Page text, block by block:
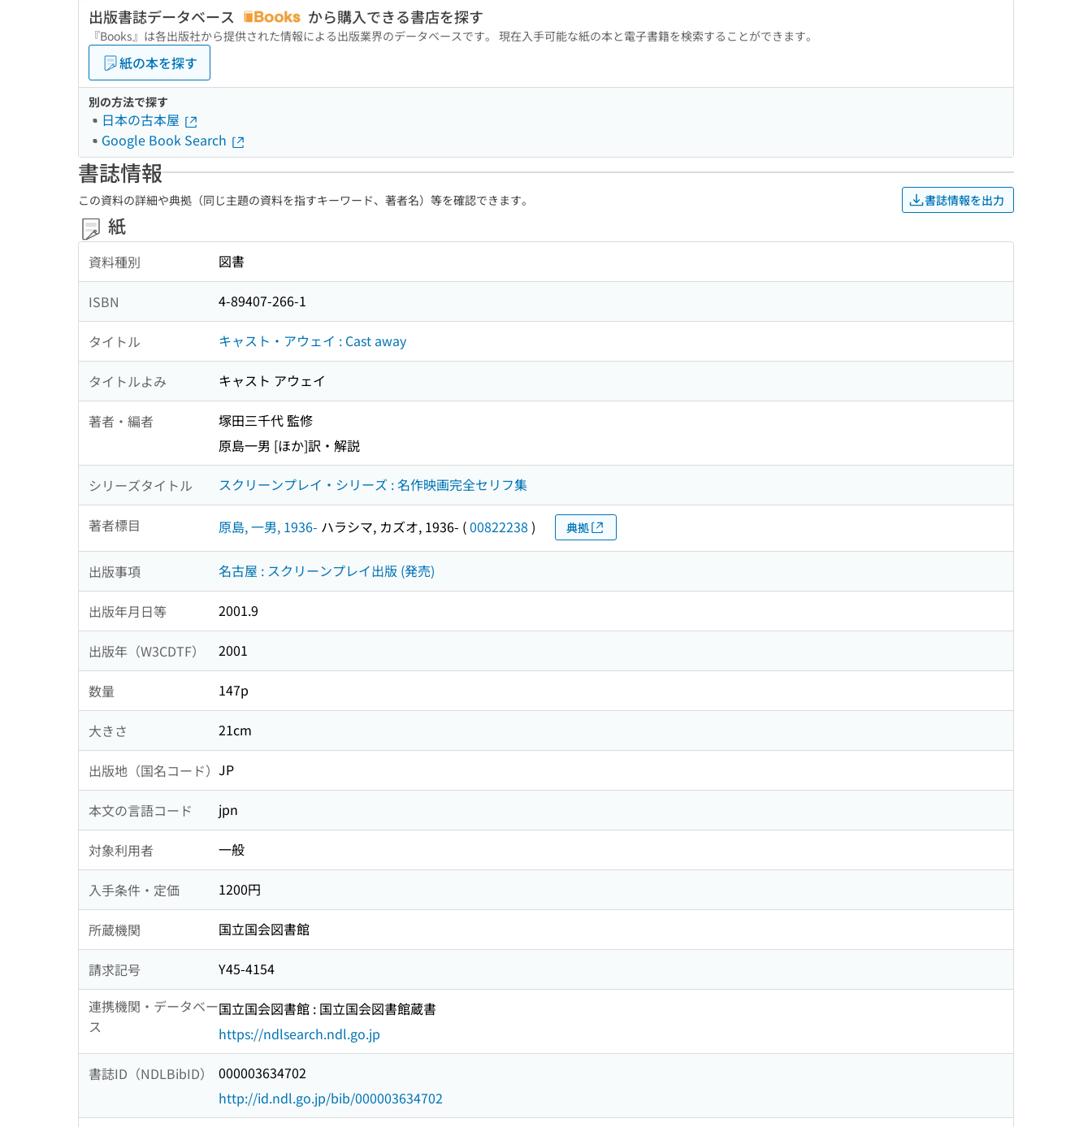
出版書誌データベース から購入できる書店を探す
『Books』は各出版社から提供された情報による出版業界のデータベースです。 現在入手可能な紙の本と電子書籍を検索することができます。
紙の本を探す
別の方法で探す
日本の古本屋
Google Book Search
書誌情報
この資料の詳細や典拠（同じ主題の資料を指すキーワード、著者名）等を確認できます。 書誌情報を出力
紙
資料種別 図書
ISBN 4-89407-266-1
タイトル キャスト・アウェイ : Cast away
タイトルよみ キャスト アウェイ
著者・編者
塚田三千代 監修
原島一男 [ほか]訳・解説
シリーズタイトル スクリーンプレイ・シリーズ : 名作映画完全セリフ集
著者標目 原島, 一男, 1936- ハラシマ, カズオ, 1936- (00822238 ) 典拠
出版事項 名古屋 : スクリーンプレイ出版 (発売)
出版年月日等 2001.9
出版年（W3CDTF） 2001
数量 147p
大きさ 21cm
出版地（国名コード） JP
本文の言語コード jpn
対象利用者 一般
入手条件・定価 1200円
所蔵機関 国立国会図書館
請求記号
Y45-4154
連携機関・データベー
ス
国立国会図書館 : 国立国会図書館蔵書
https://ndlsearch.ndl.go.jp
書誌ID（NDLBibID）
000003634702
http://id.ndl.go.jp/bib/000003634702